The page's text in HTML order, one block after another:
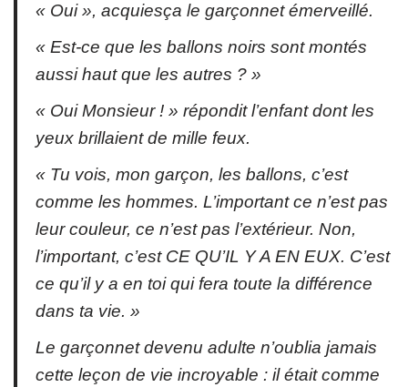
« Oui », acquiesça le garçonnet émerveillé.
« Est-ce que les ballons noirs sont montés
aussi haut que les autres ? »
« Oui Monsieur ! » répondit l’enfant dont les
yeux brillaient de mille feux.
« Tu vois, mon garçon, les ballons, c’est
comme les hommes. L’important ce n’est pas
leur couleur, ce n’est pas l’extérieur. Non,
l’important, c’est CE QU’IL Y A EN EUX. C’est
ce qu’il y a en toi qui fera toute la différence
dans ta vie. »
Le garçonnet devenu adulte n’oublia jamais
cette leçon de vie incroyable : il était comme